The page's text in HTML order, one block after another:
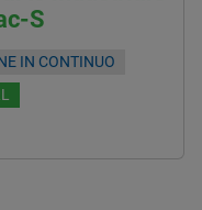
S
IN CONTINUO